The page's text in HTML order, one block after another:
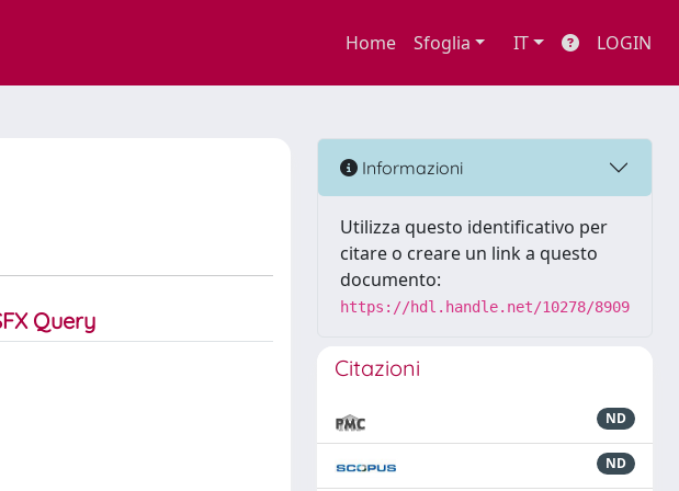
Home Sfoglia IT LOGIN
Informazioni
Utilizza questo identificativo per
citare o creare un link a questo
documento:
https://hdl.handle.net/10278/8909
Citazioni
ND
ND